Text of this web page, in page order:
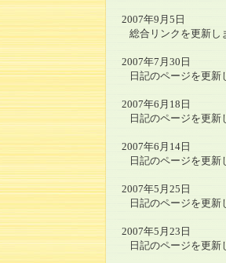
2007年9月5日
総合リンクを更新し
2007年7月30日
日記のページを更新
2007年6月18日
日記のページを更新
2007年6月14日
日記のページを更新
2007年5月25日
日記のページを更新
2007年5月23日
日記のページを更新